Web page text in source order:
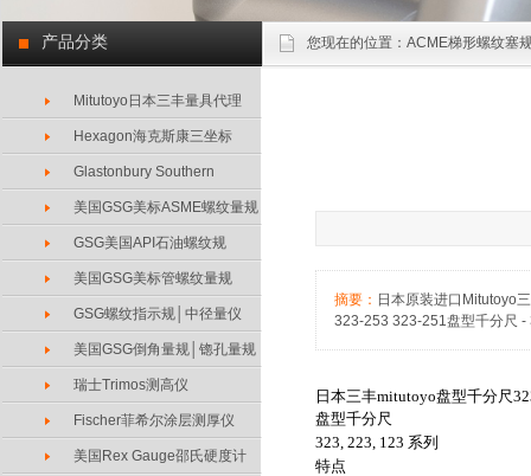
您现在的位置： ACME梯形螺纹塞
产品分类
Mitutoyo日本三丰量具代理
Hexagon海克斯康三坐标
Glastonbury Southern
美国GSG美标ASME螺纹量规
GSG美国API石油螺纹规
美国GSG美标管螺纹量规
GSG螺纹指示规│中径量仪
美国GSG倒角量规│锪孔量规
瑞士Trimos测高仪
Fischer菲希尔涂层测厚仪
美国Rex Gauge邵氏硬度计
摘要： 日本原装进口Mitutoyo
323-253 323-251盘型千分尺
日本三丰mitutoyo盘型千分尺
盘型千分尺
323, 223, 123 系列
特点